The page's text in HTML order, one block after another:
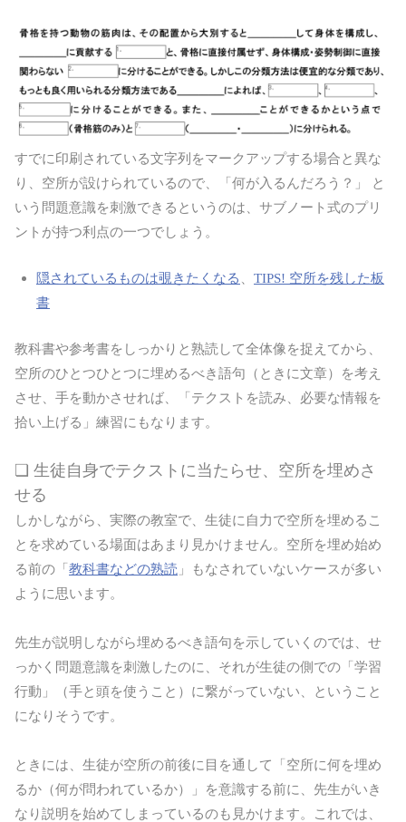
すでに印刷されている文字列をマークアップする場合と異な
り、空所が設けられているので、「何が入るんだろう？」 と
いう問題意識を刺激できるというのは、サブノート式のプリ
ントが持つ利点の一つでしょう。
隠されているものは覗きたくなる
TIPS! 空所を残した板
書
教科書や参考書をしっかりと熟読して全体像を捉えてから、
空所のひとつひとつに埋めるべき語句（ときに文章）を考え
させ、手を動かさせれば、「テクストを読み、必要な情報を
拾い上げる」練習にもなります。
❏ 生徒自身でテクストに当たらせ、空所を埋めさ
せる
しかしながら、実際の教室で、生徒に自力で空所を埋めるこ
とを求めている場面はあまり見かけません。空所を埋め始め
る前の「教科書などの熟読 」もなされていないケースが多い
ように思います。
先生が説明しながら埋めるべき語句を示していくのでは、せ
っかく問題意識を刺激したのに、それが生徒の側での「学習
行動」（手と頭を使うこと）に繋がっていない、ということ
になりそうです。
ときには、生徒が空所の前後に目を通して「空所に何を埋め
るか（何が問われているか）」を意識する前に、先生がいき
なり説明を始めてしまっているのも見かけます。これでは、